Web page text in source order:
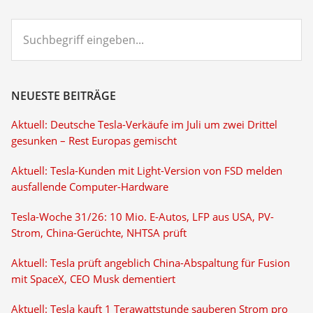
eingeben...
NEUESTE BEITRÄGE
Aktuell: Deutsche Tesla-Verkäufe im Juli um zwei Drittel
gesunken – Rest Europas gemischt
Aktuell: Tesla-Kunden mit Light-Version von FSD melden
ausfallende Computer-Hardware
Tesla-Woche 31/26: 10 Mio. E-Autos, LFP aus USA, PV-
Strom, China-Gerüchte, NHTSA prüft
Aktuell: Tesla prüft angeblich China-Abspaltung für Fusion
mit SpaceX, CEO Musk dementiert
Aktuell: Tesla kauft 1 Terawattstunde sauberen Strom pro